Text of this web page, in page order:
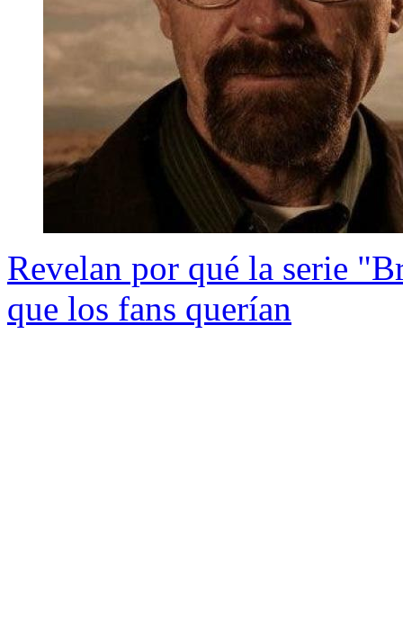
Revelan por qué la serie
que los fans querían